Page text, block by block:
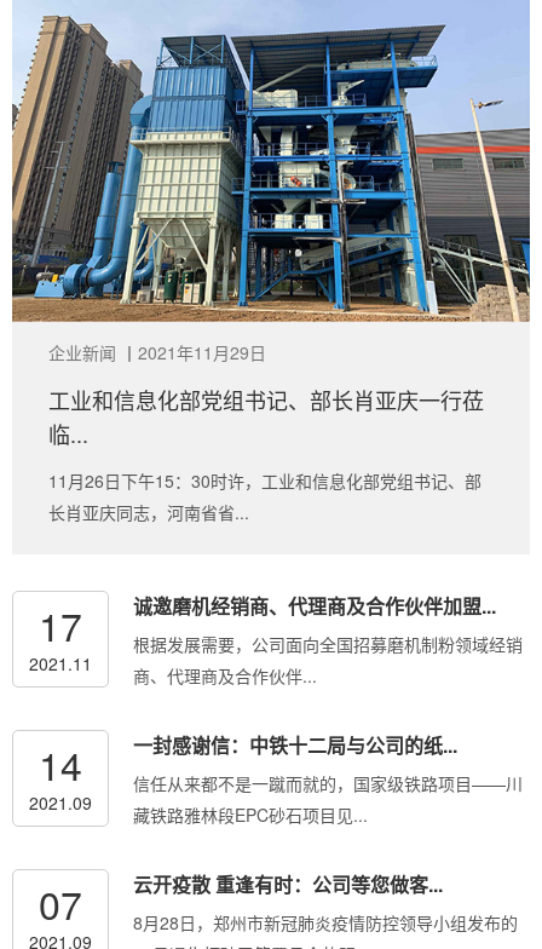
企业新闻 丨 2021年11月29日
工业和信息化部党组书记、部长肖亚庆一行莅
临...
11月26日下午15：30时许，工业和信息化部党组书记、部
长肖亚庆同志，河南省省...
17
2021.11
诚邀磨机经销商、代理商及合作伙伴加盟...
根据发展需要，公司面向全国招募磨机制粉领域经销
商、代理商及合作伙伴...
14
2021.09
一封感谢信：中铁十二局与公司的纸...
信任从来都不是一蹴而就的，国家级铁路项目——川
藏铁路雅林段EPC砂石项目见...
07
2021.09
云开疫散 重逢有时：公司等您做客...
8月28日，郑州市新冠肺炎疫情防控领导小组发布的